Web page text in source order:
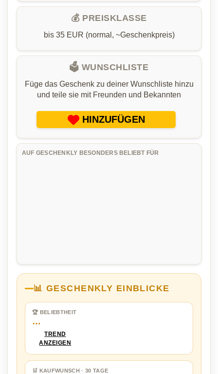
💰 PREISKLASSE
bis 35 EUR (normal, ~Geschenkpreis)
🗳️ WUNSCHLISTE
Füge das Geschenk zu deiner Wunschliste hinzu
und teile sie mit Freunden und Bekannten
HINZUFÜGEN
AUF GESCHENKLY BESONDERS BELIEBT FÜR
📊 GESCHENKLY EINBLICKE
🏆 BELIEBTHEIT
…
TREND
ANZEIGEN
🛒 KAUFWUNSCH · 30 TAGE